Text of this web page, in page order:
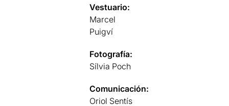
Vestuario:
Marcel
Puigví
Fotografía:
Sílvia Poch
Comunicación:
Oriol Sentís